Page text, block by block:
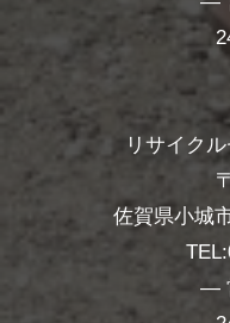
リサイク
佐賀県小城
―